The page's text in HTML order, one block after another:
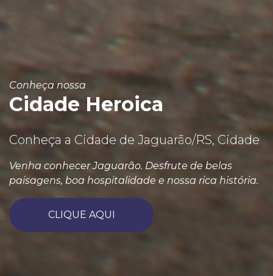
Conheça nossa
Cidade Heroica
Conheça a Cidade de Jaguarão/RS, Cidade
Venha conhecer Jaguarão. Desfrute de belas
paisagens, boa hospitalidade e nossa rica história.
CLIQUE AQUI